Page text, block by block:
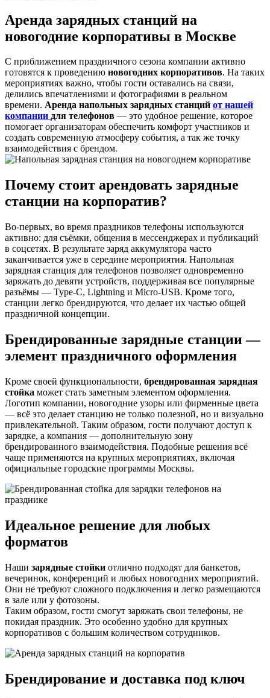
Аренда зарядных станций на
новогодние корпоративы в Москве
С приближением праздничного сезона компании активно
готовятся к проведению новогодних корпоративов. На таких
мероприятиях важно, чтобы гости оставались на связи,
делились впечатлениями и фотографиями в реальном
времени. Аренда напольных зарядных станций от нашей
компании для телефонов — это удобное решение, которое
помогает организаторам обеспечить комфорт участников и
создать современную атмосферу события, а так же точку
взаимодействия с брендом.
Почему стоит арендовать зарядные
станции на корпоратив?
Во-первых, во время праздников телефоны используются
активно: для съёмки, общения в мессенджерах и публикаций
в соцсетях. В результате заряд аккумулятора часто
заканчивается уже в середине мероприятия. Напольная
зарядная станция для телефонов позволяет одновременно
заряжать до девяти устройств, поддерживая все популярные
разъёмы — Type-C, Lightning и Micro-USB. Кроме того,
станции легко брендируются, что делает их частью общей
праздничной концепции.
Брендированные зарядные станции —
элемент праздничного оформления
Кроме своей функциональности, брендированная зарядная
стойка может стать заметным элементом оформления.
Логотип компании, новогодние узоры или фирменные цвета
— всё это делает станцию не только полезной, но и визуально
привлекательной. Таким образом, гости получают доступ к
зарядке, а компания — дополнительную зону
брендированного взаимодействия. Подобные решения всё
чаще применяются на крупных мероприятиях, включая
официальные городские программы Москвы.
Идеальное решение для любых
форматов
Наши зарядные стойки отлично подходят для банкетов,
вечеринок, конференций и любых новогодних мероприятий.
Они не требуют сложного подключения и легко размещаются
в зале или у фотозоны.
Таким образом, гости смогут заряжать свои телефоны, не
покидая праздник. Это особенно удобно для крупных
корпоративов с большим количеством сотрудников.
Брендирование и доставка под ключ